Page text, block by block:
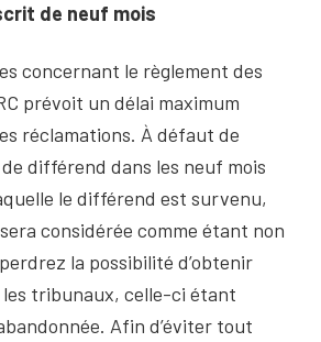
de neuf mois
concernant le règlement des
prévoit un délai maximum
réclamations. À défaut de
différend dans les neuf mois
le différend est survenu,
considérée comme étant non
la possibilité d’obtenir
tribunaux, celle-ci étant
Afin d’éviter tout